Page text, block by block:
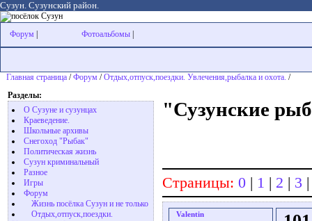
Сузун. Сузунский район.
Форум Фотоальбомы
Главная страница /Форум /Отдых,отпуск,поездки. Увлечения,рыбалка и охота. /
Разделы:
О Сузуне и сузунцах
Краеведение.
Школьные архивы
Снегоход "Рыбак"
Политическая жизнь
Сузун криминальный
Разное
Игры
Форум
Жизнь посёлка Сузун и не только
Отдых,отпуск,поездки.
"Сузунские
Страницы: 0 | 1 | 2 | 3
Valentin